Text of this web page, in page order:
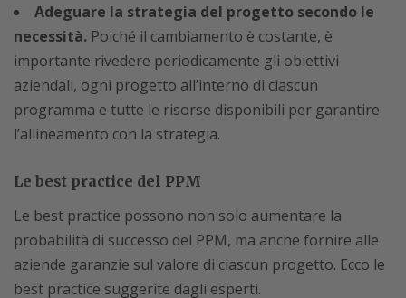
Adeguare la strategia del progetto secondo le
necessità. Poiché il cambiamento è costante, è
importante rivedere periodicamente gli obiettivi
aziendali, ogni progetto all’interno di ciascun
programma e tutte le risorse disponibili per garantire
l’allineamento con la strategia.
Le best practice del PPM
Le best practice possono non solo aumentare la
probabilità di successo del PPM, ma anche fornire alle
aziende garanzie sul valore di ciascun progetto. Ecco le
best practice suggerite dagli esperti.